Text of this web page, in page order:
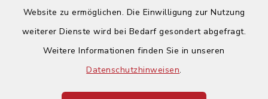
Website zu ermöglichen. Die Einwilligung zur Nutzung
weiterer Dienste wird bei Bedarf gesondert abgefragt.
Weitere Informationen finden Sie in unseren
Datenschutzhinweisen.
Barrierefreiheit